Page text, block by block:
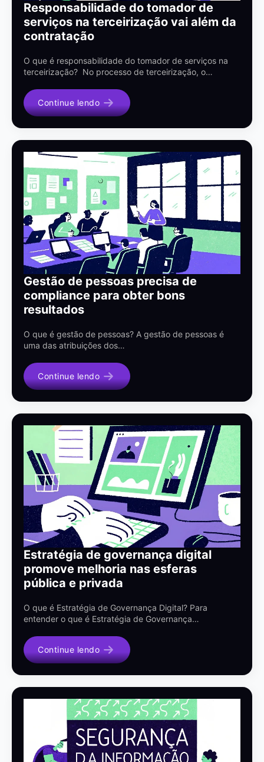
Responsabilidade do tomador de
serviços na terceirização vai além da
contratação
O que é responsabilidade do tomador de serviços na
terceirização? No processo de terceirização, o…
Continue lendo
Gestão de pessoas precisa de
compliance para obter bons
resultados
O que é gestão de pessoas? A gestão de pessoas é
uma das atribuições dos…
Continue lendo
Estratégia de governança digital
promove melhoria nas esferas
pública e privada
O que é Estratégia de Governança Digital? Para
entender o que é Estratégia de Governança…
Continue lendo